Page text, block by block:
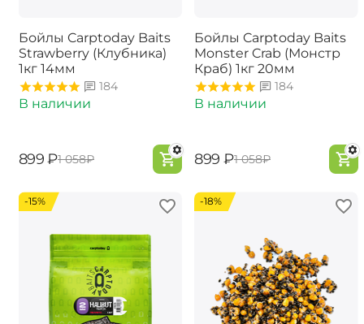
Бойлы Carptoday Baits
Strawberry (Клубника)
1кг 14мм
184
В наличии
‍899‍ ₽‍1 058‍₽
Бойлы Carptoday Baits
Monster Crab (Монстр
Краб) 1кг 20мм
184
В наличии
‍899‍ ₽‍1 058‍₽
-15% -18%